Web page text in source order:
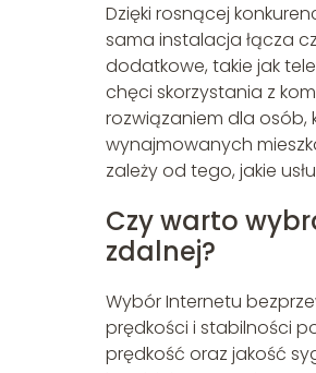
Dzięki rosnącej
sama instalacja łącza
dodatkowe, takie jak
chęci skorzystania z
rozwiązaniem dla osób,
wynajmowanych
zależy od tego, jakie
Czy warto
zdalnej?
Wybór Internetu
prędkości i stabilności
prędkość oraz jakość